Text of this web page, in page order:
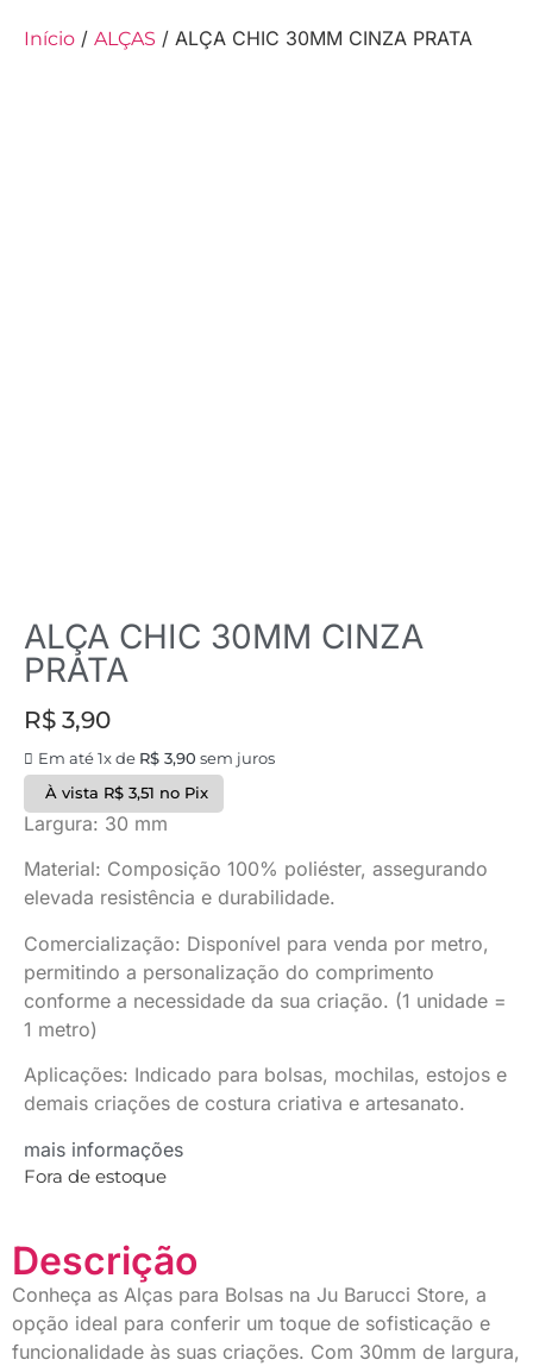
Início / ALÇAS / ALÇA CHIC 30MM CINZA PRATA
ALÇA CHIC 30MM CINZA
PRATA
R$ 3,90
Em até 1x de R$ 3,90 sem juros
À vista R$3,51 no Pix
Largura: 30 mm
Material: Composição 100% poliéster, assegurando
elevada resistência e durabilidade.
Comercialização: Disponível para venda por metro,
permitindo a personalização do comprimento
conforme a necessidade da sua criação. (1 unidade =
1 metro)
Aplicações: Indicado para bolsas, mochilas, estojos e
demais criações de costura criativa e artesanato.
mais informações
Fora de estoque
Descrição
Conheça as Alças para Bolsas na Ju Barucci Store, a
opção ideal para conferir um toque de sofisticação e
funcionalidade às suas criações. Com 30mm de largura,